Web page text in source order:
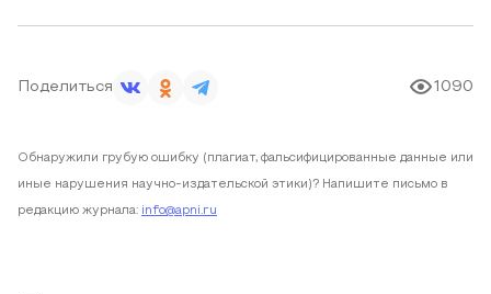
Поделиться 1090
Обнаружили грубую ошибку (плагиат, фальсифицированные данные или
иные нарушения научно-издательской этики)? Напишите письмо в
редакцию журнала: info@apni.ru